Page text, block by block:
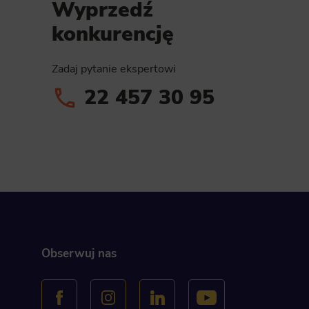
Wyprzedź
konkurencję
Zadaj pytanie ekspertowi
22 457 30 95
Obserwuj nas